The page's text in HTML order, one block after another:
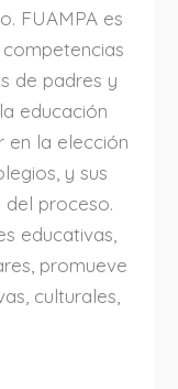
FUAMPA es
de padres y
educación
en la elección
y sus
del proceso.
educativas,
promueve
culturales,